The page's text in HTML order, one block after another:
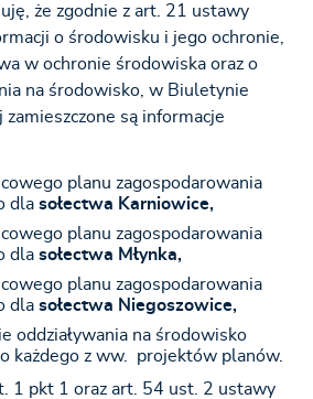
że zgodnie z art. 21 ustawy
o środowisku i jego ochronie,
w ochronie środowiska oraz o
na środowisko, w Biuletynie
zamieszczone są informacje
planu zagospodarowania
dla sołectwa Karniowice,
planu zagospodarowania
dla sołectwa Młynka,
planu zagospodarowania
dla sołectwa Niegoszowice,
oddziaływania na środowisko
każdego z ww. projektów planów.
1 pkt 1 oraz art. 54 ust. 2 ustawy